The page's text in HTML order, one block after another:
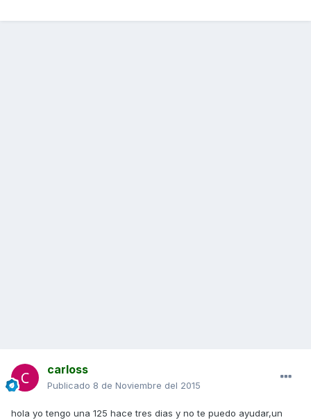
carloss
Publicado 8 de Noviembre del 2015
hola yo tengo una 125 hace tres dias y no te puedo ayudar,un